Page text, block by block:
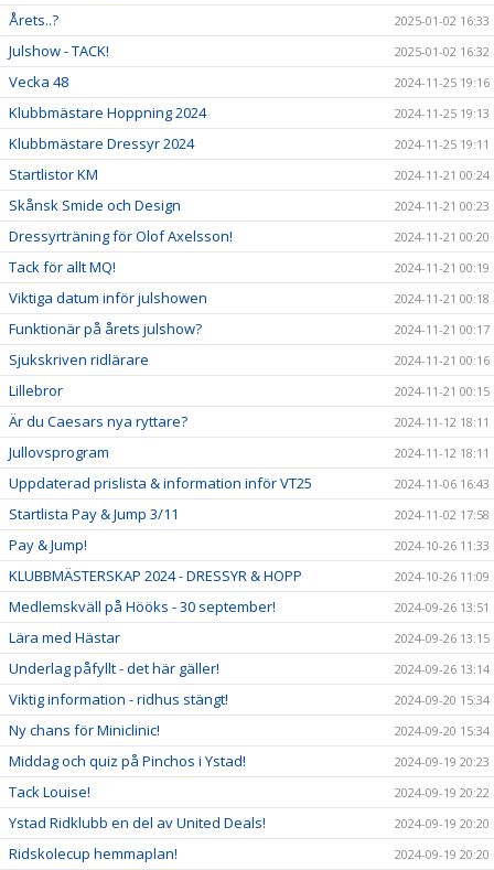
Årets..? 2025-01-02 16:33
Julshow - TACK! 2025-01-02 16:32
Vecka 48 2024-11-25 19:16
Klubbmästare Hoppning 2024 2024-11-25 19:13
Klubbmästare Dressyr 2024 2024-11-25 19:11
Startlistor KM 2024-11-21 00:24
Skånsk Smide och Design 2024-11-21 00:23
Dressyrträning för Olof Axelsson! 2024-11-21 00:20
Tack för allt MQ! 2024-11-21 00:19
Viktiga datum inför julshowen 2024-11-21 00:18
Funktionär på årets julshow? 2024-11-21 00:17
Sjukskriven ridlärare 2024-11-21 00:16
Lillebror 2024-11-21 00:15
Är du Caesars nya ryttare? 2024-11-12 18:11
Jullovsprogram 2024-11-12 18:11
Uppdaterad prislista & information inför VT25 2024-11-06 16:43
Startlista Pay & Jump 3/11 2024-11-02 17:58
Pay & Jump! 2024-10-26 11:33
KLUBBMÄSTERSKAP 2024 - DRESSYR & HOPP 2024-10-26 11:09
Medlemskväll på Hööks - 30 september! 2024-09-26 13:51
Lära med Hästar 2024-09-26 13:15
Underlag påfyllt - det här gäller! 2024-09-26 13:14
Viktig information - ridhus stängt! 2024-09-20 15:34
Ny chans för Miniclinic! 2024-09-20 15:34
Middag och quiz på Pinchos i Ystad! 2024-09-19 20:23
Tack Louise! 2024-09-19 20:22
Ystad Ridklubb en del av United Deals! 2024-09-19 20:20
Ridskolecup hemmaplan! 2024-09-19 20:20